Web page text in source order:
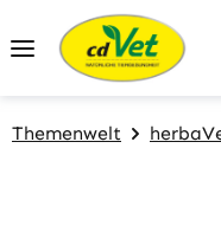
Zum Hauptinhalt
Themenwelt
Bildergalerie